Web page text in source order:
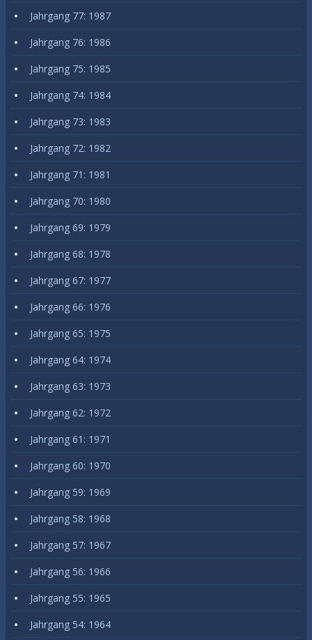
Jahrgang 77: 1987
Jahrgang 76: 1986
Jahrgang 75: 1985
Jahrgang 74: 1984
Jahrgang 73: 1983
Jahrgang 72: 1982
Jahrgang 71: 1981
Jahrgang 70: 1980
Jahrgang 69: 1979
Jahrgang 68: 1978
Jahrgang 67: 1977
Jahrgang 66: 1976
Jahrgang 65: 1975
Jahrgang 64: 1974
Jahrgang 63: 1973
Jahrgang 62: 1972
Jahrgang 61: 1971
Jahrgang 60: 1970
Jahrgang 59: 1969
Jahrgang 58: 1968
Jahrgang 57: 1967
Jahrgang 56: 1966
Jahrgang 55: 1965
Jahrgang 54: 1964